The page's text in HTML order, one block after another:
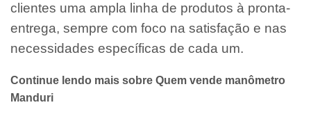
clientes uma ampla linha de produtos à pronta-
entrega, sempre com foco na satisfação e nas
necessidades específicas de cada um.
Continue lendo mais sobre Quem vende manômetro
Manduri